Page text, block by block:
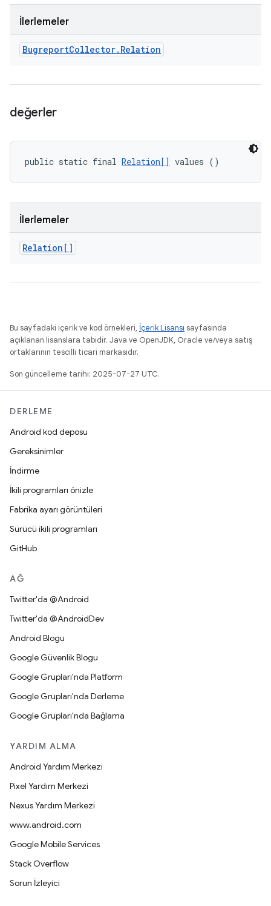
İlerlemeler
BugreportCollector. Relation
değerler
public static final Relation[] values ()
İlerlemeler
Relation[]
Bu sayfadaki içerik ve kod örnekleri, İçerik Lisansı sayfasında
açıklanan lisanslara tabidir. Java ve OpenJDK, Oracle ve/veya satış
ortaklarının tescilli ticari markasıdır.
Son güncelleme tarihi: 2025-07-27 UTC.
DERLEME
Android kod deposu
Gereksinimler
İndirme
İkili programları önizle
Fabrika ayarı görüntüleri
Sürücü ikili programları
GitHub
AĞ
Twitter'da @Android
Twitter'da @AndroidDev
Android Blogu
Google Güvenlik Blogu
Google Grupları'nda Platform
Google Grupları'nda Derleme
Google Grupları'nda Bağlama
YARDIM ALMA
Android Yardım Merkezi
Pixel Yardım Merkezi
Nexus Yardım Merkezi
www.android.com
Google Mobile Services
Stack Overflow
Sorun İzleyici